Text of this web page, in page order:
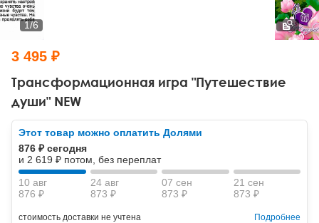
Тревожные расстройства, панические атаки
Психодрама
Другие направления психотерапии
Классический, эриксоновский гипноз и НЛП
НЛП
Психология труда и эргономика
Социальная психология
Социальная и организационная психология
Классический и юнгианский психоанализ
Трансформационная игра "Путешествие
души" NEW
1/6
3 495 ₽
Этот товар можно оплатить Долями
876 ₽ сегодня
и 2 619 ₽ потом, без переплат
10 авг
876 ₽
24 авг
873 ₽
07 сен
873 ₽
21 сен
873 ₽
стоимость доставки не учтена Подробнее